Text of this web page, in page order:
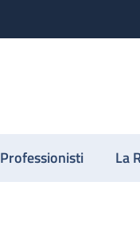
Professionisti La